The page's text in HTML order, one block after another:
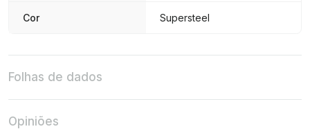
Cor Supersteel
Folhas de dados
Opiniões